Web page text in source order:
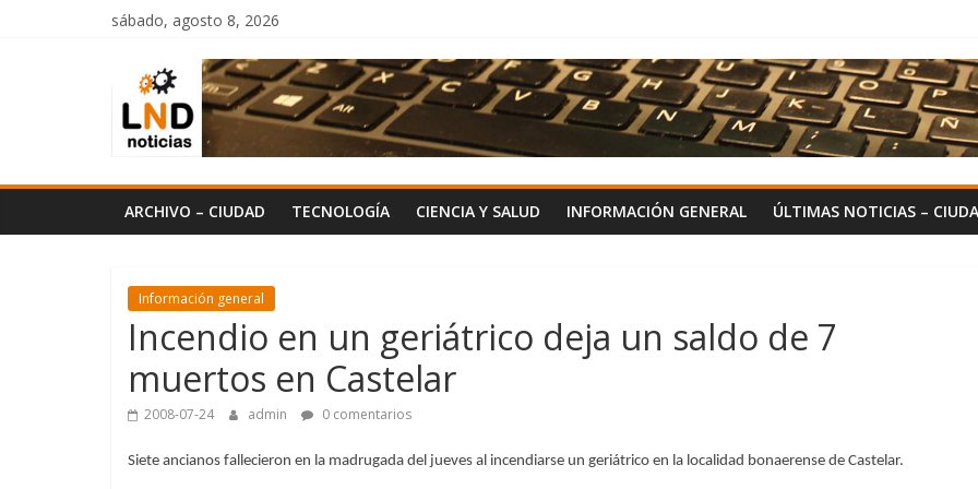
sábado, agosto 8, 2026
LND
Noticias
ARCHIVO – CIUDAD TECNOLOGÍA CIENCIA Y SALUD INFORMACIÓN GENERAL ÚLTIMAS NOTICIAS –
Información general
Incendio en un geriátrico deja un saldo de 7
muertos en Castelar
2008-07-24 admin 0 comentarios
Siete ancianos fallecieron en la madrugada del jueves al incendiarse un geriátrico en la localidad bonaerense de Castelar.